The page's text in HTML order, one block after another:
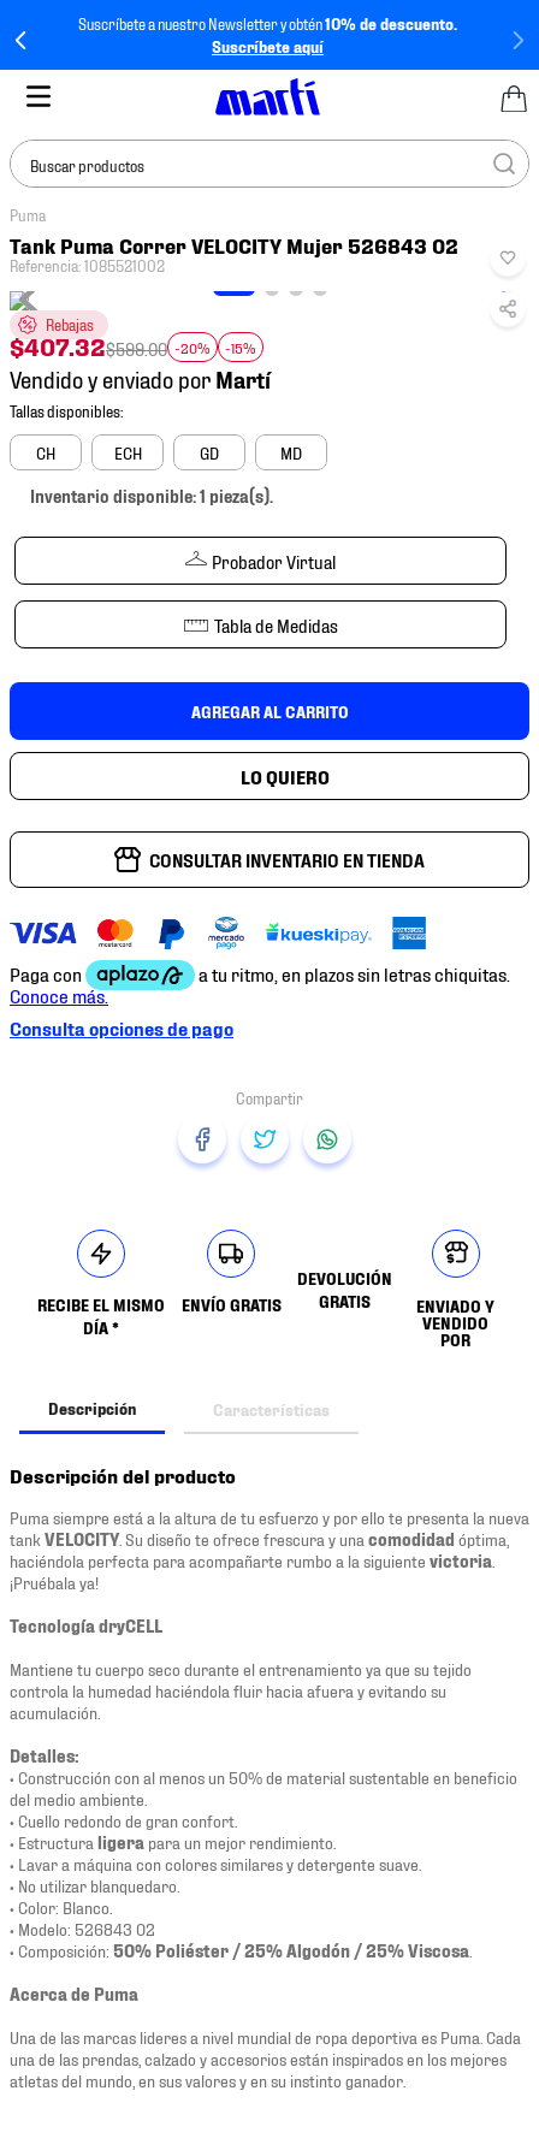
Suscríbete a nuestro Newsletter y obtén10% de descuento.
Suscríbete aquí
Buscar productos
Puma
Tank Puma Correr VELOCITY Mujer 526843 02
Referencia:1085521002
Rebajas
$407.32$599.00 -20% -15%
Vendido y enviado por
CH ECH GD MD
Inventario disponible: 1 pieza(s).
Probador Virtual
Tabla de Medidas
AGREGAR AL CARRITO
CONSULTAR INVENTARIO EN TIENDA
Consulta opciones de pago
RECIBE EL MISMO
DÍA *
ENVÍO GRATIS
DEVOLUCIÓN
GRATIS
ENVIADO Y
VENDIDO
POR
Descripción Características
Descripción del producto
Puma siempre está a la altura de tu esfuerzo y por ello te presenta la nueva
tank VELOCITY . Su diseño te ofrece frescura y una comodidad óptima,
haciéndola perfecta para acompañarte rumbo a la siguiente victoria
¡Pruébala ya!
Tecnología dryCELL
Mantiene tu cuerpo seco durante el entrenamiento ya que su tejido
controla la humedad haciéndola fluir hacia afuera y evitando su
acumulación.
Detalles:
• Construcción con al menos un 50% de material sustentable en beneficio
del medio ambiente.
• Cuello redondo de gran confort.
• Estructura ligera para un mejor rendimiento.
• Lavar a máquina con colores similares y detergente suave.
• No utilizar blanquedaro.
• Color: Blanco.
• Modelo: 526843 02
• Composición: 50% Poliéster / 25% Algodón / 25% Viscosa
Acerca de Puma
Una de las marcas lideres a nivel mundial de ropa deportiva es Puma. Cada
una de las prendas, calzado y accesorios están inspirados en los mejores
atletas del mundo, en sus valores y en su instinto ganador.
TÉRMINOS MÁS
BUSCADOS
1.
2.
tenis hombre
3.
tenis
4.
tenis futbol
5.
mochila
6.
jersey
10. tenis nike